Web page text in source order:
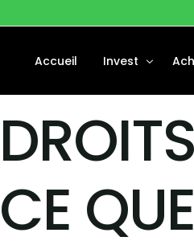
Accueil Invest
Offres Disponibles
Projets Vendus
CE